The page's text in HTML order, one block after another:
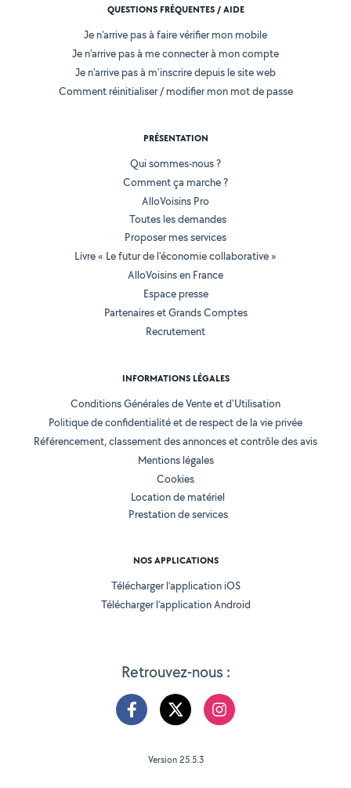
Retrouvez-nous :
QUESTIONS FRÉQUENTES / AIDE
Je n'arrive pas à faire vérifier mon mobile
Je n'arrive pas à me connecter à mon compte
Je n'arrive pas à m'inscrire depuis le site web
Comment réinitialiser / modifier mon mot de passe
PRÉSENTATION
Qui sommes-nous ?
Comment ça marche ?
AlloVoisins Pro
Toutes les demandes
Proposer mes services
Livre « Le futur de l'économie collaborative »
AlloVoisins en France
Espace presse
Partenaires et Grands Comptes
Recrutement
INFORMATIONS LÉGALES
Conditions Générales de Vente et d'Utilisation
Politique de confidentialité et de respect de la vie privée
Référencement, classement des annonces et contrôle des avis
Mentions légales
Cookies
Location de matériel
Prestation de services
NOS APPLICATIONS
Télécharger l’application iOS
Télécharger l’application Android
Version 25.5.3